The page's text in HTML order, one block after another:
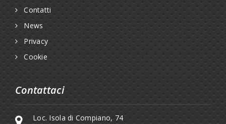
Contatti
News
Privacy
Cookie
Contattaci
Loc. Isola di Compiano, 74